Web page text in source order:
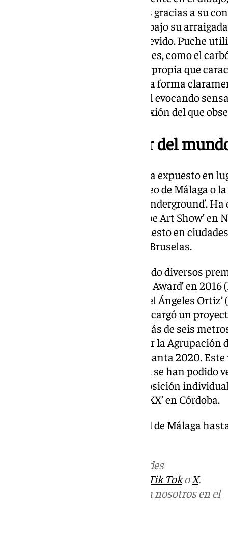
matizando a lo largo de los años gracias a su
de la Historia del Arte, siempre bajo su
enfoque desinhibido, feroz y atrevido. Puche
incorporación de otros materiales, como el
desarrollado un trabajo con voz propia que
ellas, presenta la realidad de una forma
valor de lo aparente sobre lo real evocando
inquietud para provocar la reflexión del que
Otras obras alrededor del
A lo largo de su carrera, Puche ha expuesto en
el Centro de Arte Contemporáneo de Málaga o
exposición colectiva ‘9 Hours Underground’.
Art Fair’ en París o la ‘Basel Scope Art Show’
últimos años, José Luis ha expuesto en
Mallorca, Valencia, Estambul o Bruselas.
Durante su trayectoria, ha ganado diversos
‘lnternational Emerging Artists Award’ en
‘International Art Award Manuel Ángeles
director Antonio Banderas le encargó un
Soho Caixabank, un mural de más de seis
Además, fue el pintor elegido por la Agrupación
realizar el Cartel de la Semana Santa 2020.
Fitur 2020 (Madrid). Del mismo, se han podido
Universidad de Jaén con la exposición
Madrid y en el Festival ‘Scarpia XX’ en Córdoba.
Su último trabajo para la ciudad de Málaga
en las redes
Tik TokoX.
Puedes ponerte en contacto con nosotros en el